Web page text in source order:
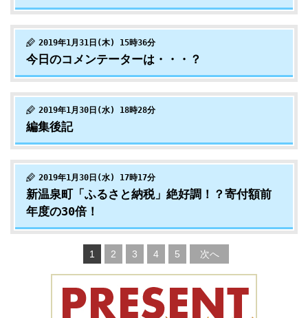
2019年1月31日(木) 15時36分
今日のコメンテーターは・・・？
2019年1月30日(水) 18時28分
編集後記
2019年1月30日(水) 17時17分
新温泉町「ふるさと納税」絶好調！？寄付額前
年度の30倍！
1 2 3 4 5 次へ